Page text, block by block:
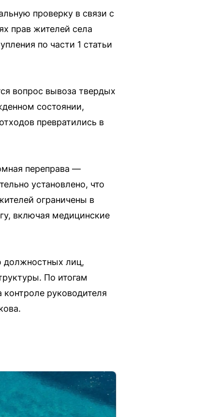
проверку в связи с
прав жителей села
по части 1 статьи
вопрос вывоза твердых
состоянии,
превратились в
переправа —
установлено, что
ограничены в
включая медицинские
должностных лиц,
По итогам
руководителя